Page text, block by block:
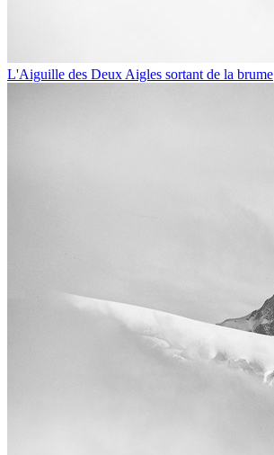
L'Aiguille des Deux Aigles sortant de la brume